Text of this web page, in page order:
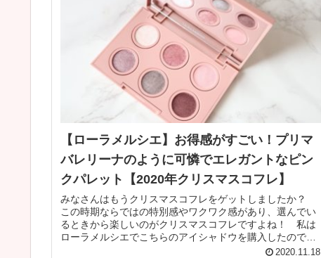
【ローラメルシエ】お得感がすごい！プリマ
バレリーナのように可憐でエレガントなピン
クパレット【2020年クリスマスコフレ】
みなさんはもうクリスマスコフレをゲットしましたか？
この時期ならではの特別感やワクワク感があり、選んでい
るときから楽しいのがクリスマスコフレですよね！ 私は
ローラメルシエでこちらのアイシャドウを購入したのでご
2020.11.18